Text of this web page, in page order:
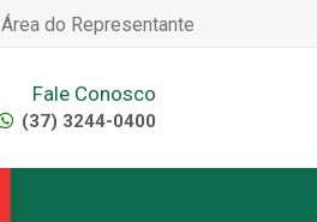
Área do Representante
Fale Conosco
(37) 3244-0400